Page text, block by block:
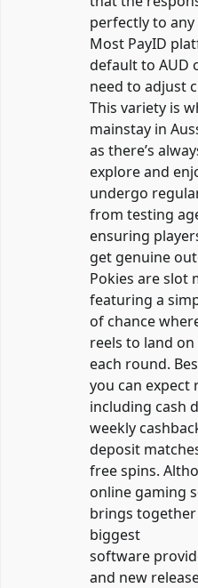
perfectly to any
Most PayID
default to AUD
need to adjust
This variety is
mainstay in
as there’s
explore and
undergo
from testing
ensuring
get genuine
Pokies are slot
featuring a
of chance
reels to land
each round.
you can
including cash
weekly
deposit
free spins.
online gaming
brings
biggest
software
and new